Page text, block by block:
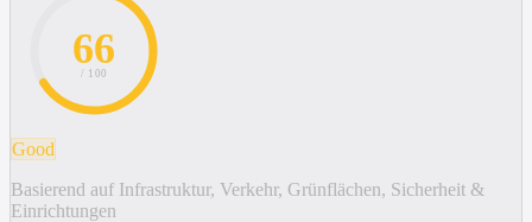
66
/ 100
Good
Basierend auf Infrastruktur, Verkehr, Grünflächen, Sicherheit &
Einrichtungen